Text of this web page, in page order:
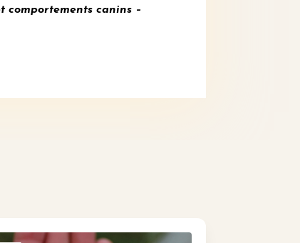
comportements canins –